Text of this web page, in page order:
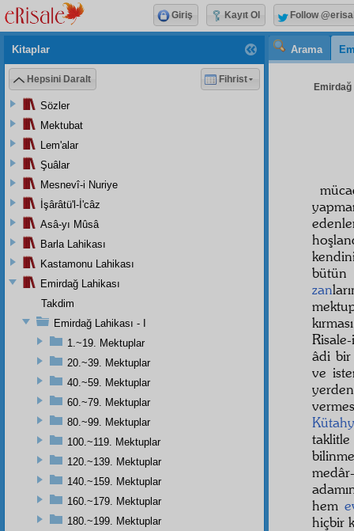
Arama
Emirdağ
bütün
zan
âdi
ve
hem
hiçbir
Kitaplar
Hepsini Daralt Fihrist
Sözler
Mektubat
Lem'alar
Şuâlar
Mesnevî-i Nuriye
İşârâtü'l-İ'câz
Asâ-yı Mûsâ
Barla Lahikası
Kastamonu Lahikası
Emirdağ Lahikası
Takdim
Emirdağ Lahikası - I
1.~19. Mektuplar
20.~39. Mektuplar
40.~59. Mektuplar
60.~79. Mektuplar
80.~99. Mektuplar
100.~119. Mektuplar
120.~139. Mektuplar
140.~159. Mektuplar
160.~179. Mektuplar
180.~199. Mektuplar
Giriş Kayıt Ol Follow